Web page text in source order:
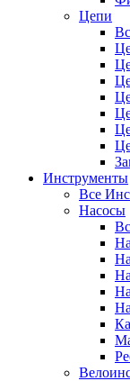
Цепи
Инструменты
Все
Насосы